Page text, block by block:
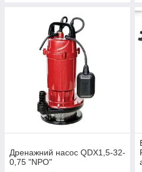
Дренажний насос QDX1,5-32-
0,75 "NPO"